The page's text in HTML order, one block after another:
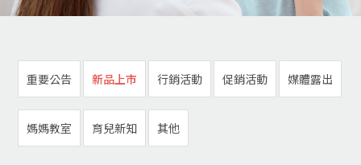
重要公告 新品上市 行銷活動 促銷活動 媒體露出
媽媽教室 育兒新知 其他